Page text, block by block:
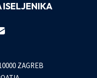
ISELJENIKA
ZAGREB